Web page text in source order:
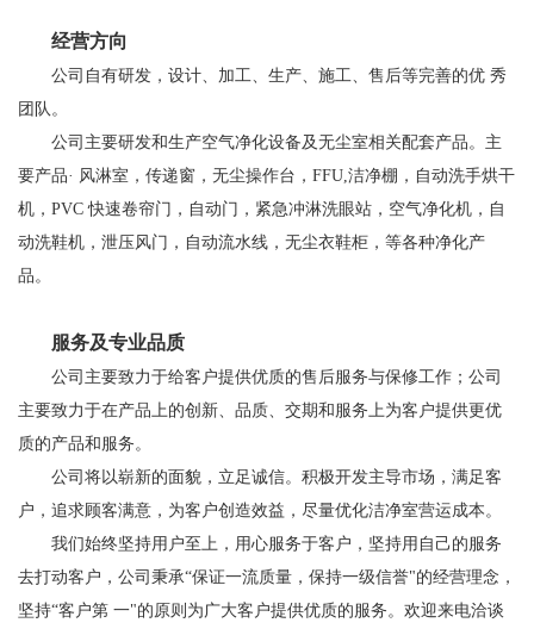
经营方向
公司自有研发，设计、加工、生产、施工、售后等完善的优 秀
团队。
公司主要研发和生产空气净化设备及无尘室相关配套产品。主
要产品· 风淋室，传递窗，无尘操作台，FFU,洁净棚，自动洗手烘干
机，PVC 快速卷帘门，自动门，紧急冲淋洗眼站，空气净化机，自
动洗鞋机，泄压风门，自动流水线，无尘衣鞋柜，等各种净化产
品。
服务及专业品质
公司主要致力于给客户提供优质的售后服务与保修工作；公司
主要致力于在产品上的创新、品质、交期和服务上为客户提供更优
质的产品和服务。
公司将以崭新的面貌，立足诚信。积极开发主导市场，满足客
户，追求顾客满意，为客户创造效益，尽量优化洁净室营运成本。
我们始终坚持用户至上，用心服务于客户，坚持用自己的服务
去打动客户，公司秉承“保证一流质量，保持一级信誉"的经营理念，
坚持“客户第 一"的原则为广大客户提供优质的服务。欢迎来电洽谈